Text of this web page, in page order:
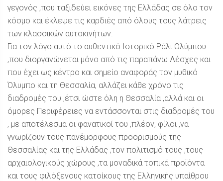
γεγονός ,που ταξιδεύει εικόνες της Ελλάδας σε όλο τον
κόσμο και έκλεψε τις καρδιές από όλους τους λάτρεις
των κλασσικών αυτοκινήτων.
Για τον λόγο αυτό το αυθεντικό Ιστορικό Ράλι Ολύμπου
,που διοργανώνεται μόνο από τις παραπάνω Λέσχες και
που έχει ως κέντρο και σημείο αναφοράς τον μυθικό
Όλυμπο και τη Θεσσαλία, αλλάζει κάθε χρόνο τις
διαδρομές του ,έτσι ώστε όλη η Θεσσαλία ,αλλά και οι
όμορες Περιφέρειες να εντάσσονται στις διαδρομές του
, με αποτέλεσμα οι φανατικοί του ,πλέον, φίλοι ,να
γνωρίζουν τους πανέμορφους προορισμούς της
Θεσσαλίας και της Ελλάδας ,τον πολιτισμό τους ,τους
αρχαιολογικούς χώρους ,τα μοναδικά τοπικά προϊόντα
και τους φιλόξενους κατοίκους της Ελληνικής υπαίθρου